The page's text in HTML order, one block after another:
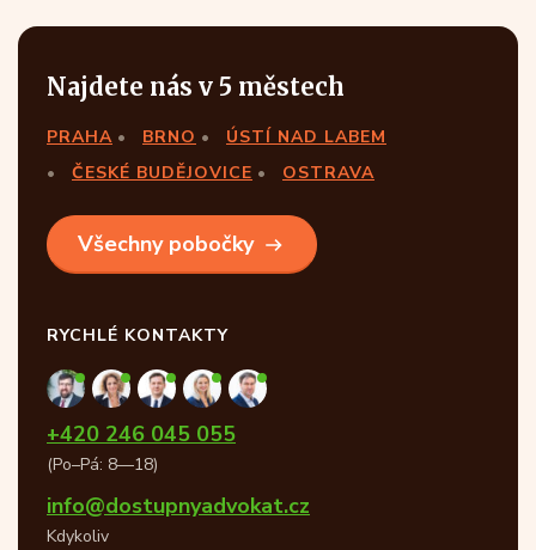
Najdete nás v 5 městech
PRAHA BRNO
ÚSTÍ NAD LABEM
ČESKÉ BUDĚJOVICE
OSTRAVA
Všechny pobočky
RYCHLÉ KONTAKTY
+420 246 045 055
(Po–Pá: 8—18)
info@dostupnyadvokat.cz
Kdykoliv